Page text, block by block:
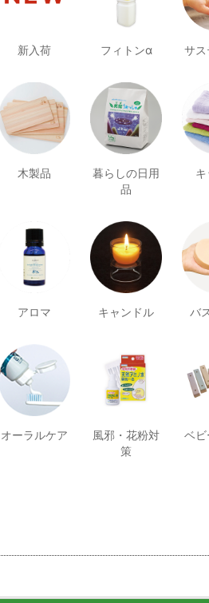
新入荷 フィトンα
サ
木製品
暮らしの日用
品
アロマ キャンドル バ
オーラルケア
風邪・花粉対
策
ベビ